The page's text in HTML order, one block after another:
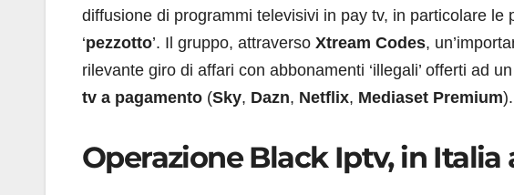
diffusione di programmi televisivi in pay tv, in particolare
‘pezzotto’. Il gruppo, attraverso Xtream Codes,
rilevante giro di affari con abbonamenti ‘illegali’ offerti ad un
tv a pagamento (Sky, Dazn, Netflix, Mediaset Premium).
Operazione Black Iptv, in